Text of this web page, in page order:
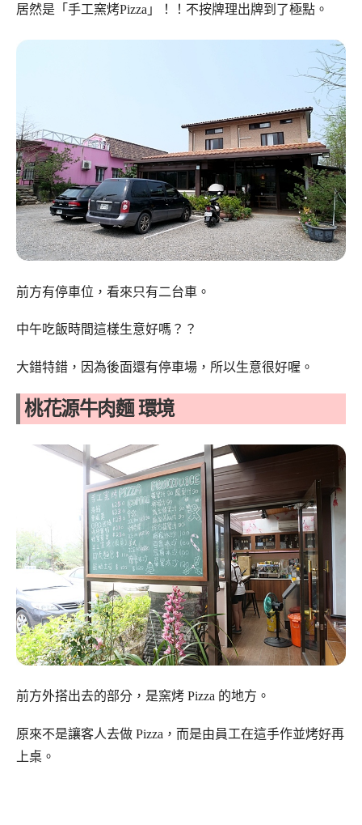
居然是「手工窯烤Pizza」！！不按牌理出牌到了極點。
前方有停車位，看來只有二台車。
中午吃飯時間這樣生意好嗎？？
大錯特錯，因為後面還有停車場，所以生意很好喔。
桃花源牛肉麵 環境
前方外搭出去的部分，是窯烤 Pizza 的地方。
原來不是讓客人去做 Pizza，而是由員工在這手作並烤好再
上桌。